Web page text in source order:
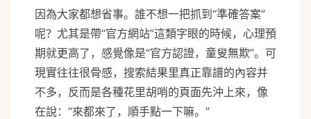
因為大家都想省事。誰不想一把抓到“準確答案”
呢？尤其是帶“官方網站”這類字眼的時候，心理預
期就更高了，感覺像是“官方認證，童叟無欺”。可
現實往往很骨感，搜索結果里真正靠譜的內容并
不多，反而是各種花里胡哨的頁面先沖上來，像
在說：“來都來了，順手點一下嘛。”